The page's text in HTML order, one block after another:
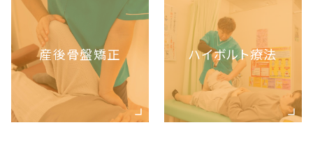
産後骨盤矯正 ハイボルト療法